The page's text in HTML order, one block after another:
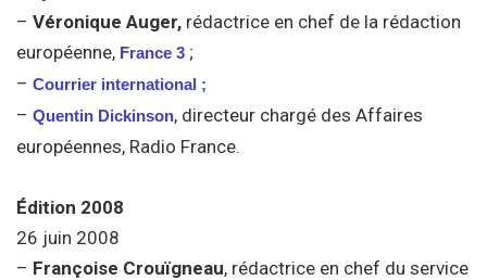
– Véronique Auger, rédactrice en chef de la rédaction
européenne, France 3 ;
– Courrier international ;
– Quentin Dickinson, directeur chargé des Affaires
européennes, Radio France.
Édition 2008
26 juin 2008
– Françoise Crouïgneau, rédactrice en chef du service